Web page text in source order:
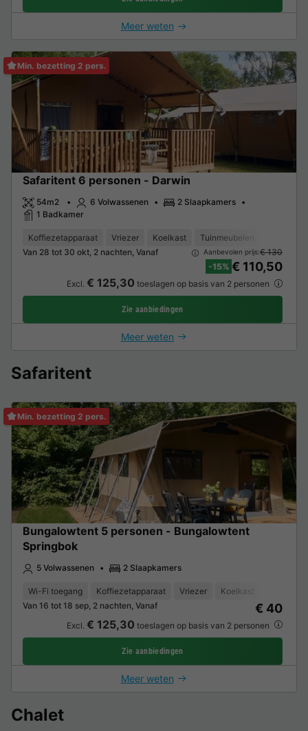
Meer weten
Min. bezetting 2 pers.
Safaritent 6 personen - Darwin
54m2 6 Volwassenen
2 Slaapkamers
1 Badkamer
Koffiezetapparaat Vriezer Koelkast Tuinmeubelen
Van 28 tot 30 okt, 2 nachten, Vanaf
Aanbevolen prijs:€ 130
-15% € 110,50
Excl. € 125,30 toeslagen op basis van 2 personen
Zie aanbiedingen
Meer weten
Safaritent
Min. bezetting 2 pers.
Bungalowtent 5 personen - Bungalowtent
Springbok
5 Volwassenen 2 Slaapkamers
Wi-Fi toegang Koffiezetapparaat Vriezer Koelkast
Van 16 tot 18 sep, 2 nachten, Vanaf
€ 40
Excl. € 125,30 toeslagen op basis van 2 personen
Zie aanbiedingen
Meer weten
Chalet